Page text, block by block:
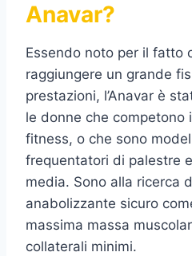
Anavar?
Essendo noto per il fatto
raggiungere un grande
prestazioni, l’Anavar è
le donne che competono
fitness, o che sono
frequentatori di palestre
media. Sono alla ricerca
anabolizzante sicuro
massima massa
collaterali minimi.